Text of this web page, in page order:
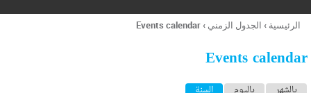
ر
ل
ح
أنت
هنا
الرئيسية › الجدول الزمني ›
Events calendar
Events calendar